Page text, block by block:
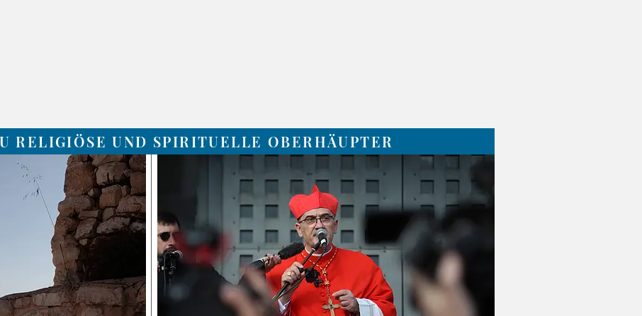
RELIGIÖSE UND SPIRITUELLE OBERHÄUPTER